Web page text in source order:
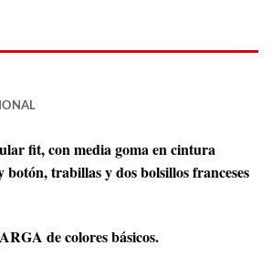
fit, con media goma en cintura
trabillas y dos bolsillos franceses
de colores básicos.